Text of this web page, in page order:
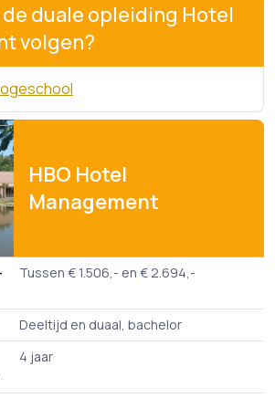
de duale opleiding Hotel
volgen?
HBO Hotel
Management
Tussen € 1.506,- en € 2.694,-
Deeltijd en duaal, bachelor
4 jaar